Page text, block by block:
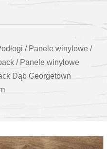
/ Panele winylowe /
/ Panele winylowe
Dąb Georgetown